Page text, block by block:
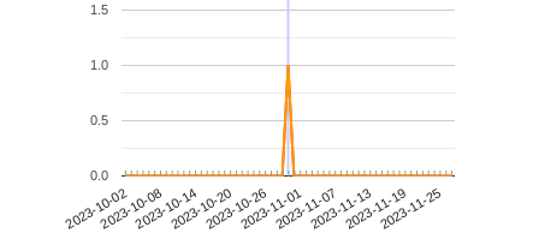
2023-10-022023-10-082023-10-142023-10-202023-10-262023-11-012023-11-072023-11-132023-11-192023-11-25
0.0
0.5
1.0
1.5